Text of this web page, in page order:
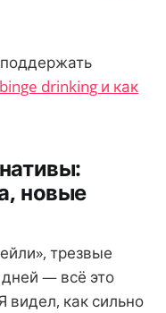
drinking и как
новые
трезвые
— всё это
видел, как сильно